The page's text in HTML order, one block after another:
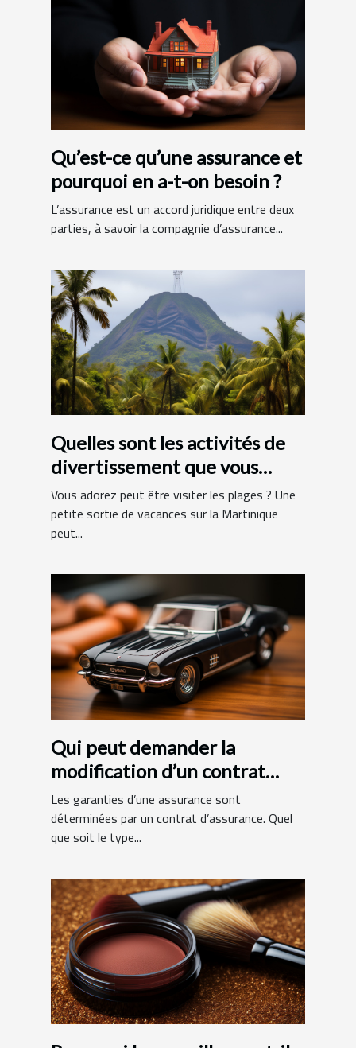
Qu’est-ce qu’une assurance et
pourquoi en a-t-on besoin ?
L’assurance est un accord juridique entre deux
parties, à savoir la compagnie d’assurance...
Quelles sont les activités de
divertissement que vous
pouvez faire en Martinique ?
Vous adorez peut être visiter les plages ? Une
petite sortie de vacances sur la Martinique
peut...
Qui peut demander la
modification d’un contrat
d’assurance ?
Les garanties d’une assurance sont
déterminées par un contrat d’assurance. Quel
que soit le type...